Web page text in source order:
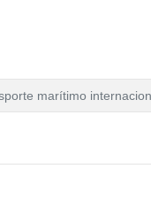
marítimo